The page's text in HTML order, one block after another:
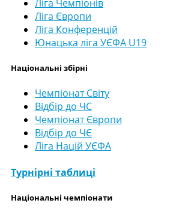
Ліга Чемпіонів
Ліга Європи
Ліга Конференцій
Юнацька ліга УЄФА U19
Національні збірні
Чемпіонат Світу
Відбір до ЧС
Чемпіонат Європи
Відбір до ЧЄ
Ліга Націй УЄФА
Турнірні таблиці
Національні чемпіонати